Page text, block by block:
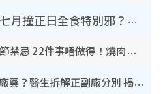
鬼門開2026｜農曆七月撞正日全食特別邪？專家警告切忌做一事！揭4大禁忌+2招保平安
鬼門開2026｜8.13鬼節禁忌 22件事唔做得！燒肉、刺身要少食？半夜勿吹口哨/打呢個電話
網傳公院改用內地/副廠藥？醫生拆解正副廠分別 揭4類人換藥隨時出事